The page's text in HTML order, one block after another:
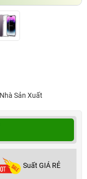
Sản Xuất
Suất GIÁ RẺ